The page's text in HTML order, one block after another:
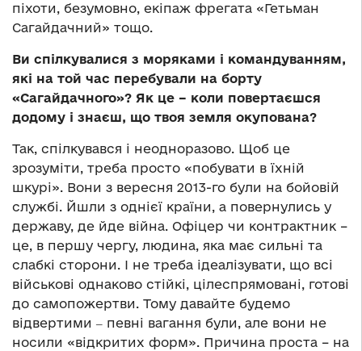
піхоти, безумовно, екіпаж фрегата «Гетьман
Сагайдачний» тощо.
Ви спілкувалися з моряками і командуванням,
які на той час перебували на борту
«Сагайдачного»? Як це – коли повертаєшся
додому і знаєш, що твоя земля окупована?
Так, спілкувався і неодноразово. Щоб це
зрозуміти, треба просто «побувати в їхній
шкурі». Вони з вересня 2013-го були на бойовій
службі. Йшли з однієї країни, а повернулись у
державу, де йде війна. Офіцер чи контрактник –
це, в першу чергу, людина, яка має сильні та
слабкі сторони. І не треба ідеалізувати, що всі
військові однаково стійкі, цілеспрямовані, готові
до самопожертви. Тому давайте будемо
відвертими ‒ певні вагання були, але вони не
носили «відкритих форм». Причина проста – на